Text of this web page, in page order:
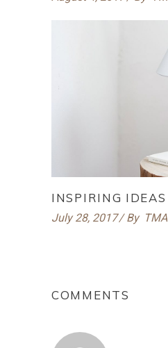
INSPIRING IDEAS
July 28, 2017 By TMA
COMMENTS